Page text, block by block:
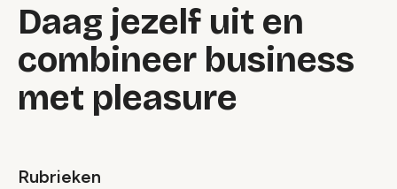
Daag jezelf uit en
combineer business
met pleasure
Rubrieken